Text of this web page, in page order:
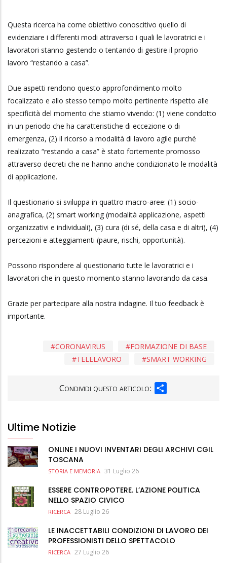
Questa ricerca ha come obiettivo conoscitivo quello di
evidenziare i differenti modi attraverso i quali le lavoratrici e i
lavoratori stanno gestendo o tentando di gestire il proprio
lavoro “restando a casa”.
Due aspetti rendono questo approfondimento molto
focalizzato e allo stesso tempo molto pertinente rispetto alle
specificità del momento che stiamo vivendo: (1) viene condotto
in un periodo che ha caratteristiche di eccezione o di
emergenza, (2) il ricorso a modalità di lavoro agile purché
realizzato “restando a casa” è stato fortemente promosso
attraverso decreti che ne hanno anche condizionato le modalità
di applicazione.
Il questionario si sviluppa in quattro macro-aree: (1) socio-
anagrafica, (2) smart working (modalità applicazione, aspetti
organizzativi e individuali), (3) cura (di sé, della casa e di altri), (4)
percezioni e atteggiamenti (paure, rischi, opportunità).
Possono rispondere al questionario tutte le lavoratrici e i
lavoratori che in questo momento stanno lavorando da casa.
Grazie per partecipare alla nostra indagine. Il tuo feedback è
importante.
FORMAZIONE DI BASE
CORONAVIRUS
SMART WORKING
TELELAVORO
Condividi questo articolo:
Ultime Notizie
ONLINE I NUOVI INVENTARI DEGLI ARCHIVI CGIL
TOSCANA
STORIA E MEMORIA 31 Luglio 26
ESSERE CONTROPOTERE. L’AZIONE POLITICA
NELLO SPAZIO CIVICO
RICERCA 28 Luglio 26
LE INACCETTABILI CONDIZIONI DI LAVORO DEI
PROFESSIONISTI DELLO SPETTACOLO
RICERCA 27 Luglio 26